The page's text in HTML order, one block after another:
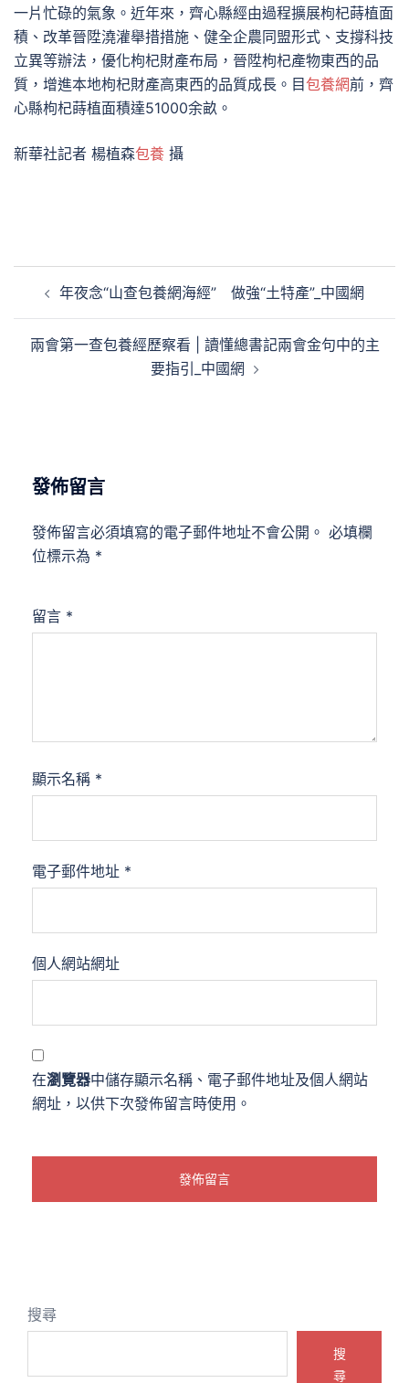
一片忙碌的氣象。近年來，齊心縣經由過程擴展枸杞蒔植面
積、改革晉陞澆灌舉措措施、健全企農同盟形式、支撐科技
立異等辦法，優化枸杞財產布局，晉陞枸杞產物東西的品
質，增進本地枸杞財產高東西的品質成長。目包養網前，齊
心縣枸杞蒔植面積達51000余畝。
新華社記者 楊植森包養 攝
覽
年夜念“山查包養網海經” 做強“土特產”_中國網
兩會第一查包養經歷察看 | 讀懂總書記兩會金句中的主
要指引_中國網
發佈留言
發佈留言必須填寫的電子郵件地址不會公開。 必填欄
位標示為 *
留言 *
顯示名稱 *
電子郵件地址 *
個人網站網址
在瀏覽器中儲存顯示名稱、電子郵件地址及個人網站
網址，以供下次發佈留言時使用。
搜尋
搜
尋